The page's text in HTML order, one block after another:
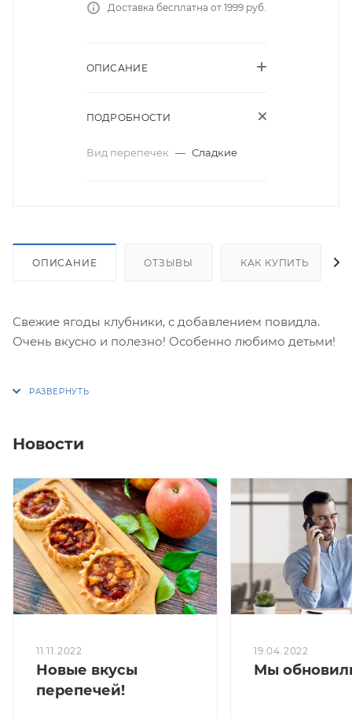
Доставка бесплатна от 1999 руб.
ОПИСАНИЕ
ПОДРОБНОСТИ
Вид перепечек — Сладкие
ОПИСАНИЕ ОТЗЫВЫ КАК КУПИТЬ
Свежие ягоды клубники, с добавлением повидла.
Очень вкусно и полезно! Особенно любимо детьми!
*Выпекаются из бездрожжевого сдобного теста!
248,31 кКал/100 гр
**Перечеркнутая цена является первоначальной,
без учета действующей в настоящий момент скидки
(спецпредложения)
Новости
11.11.2022
Новые вкусы
перепечей!
19.04.2022
Мы